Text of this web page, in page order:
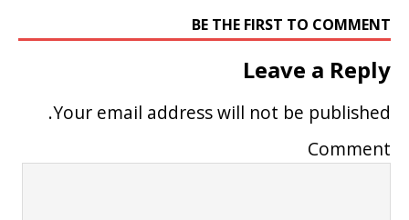
BE THE FIRST TO COMMENT
Leave a Reply
Your email address will not be published.
Comment